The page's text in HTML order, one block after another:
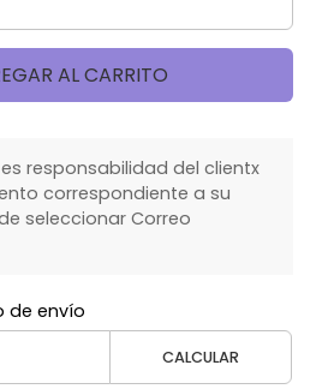
AL CARRITO
es responsabilidad del clientx
correspondiente a su
seleccionar Correo
de envío
CALCULAR